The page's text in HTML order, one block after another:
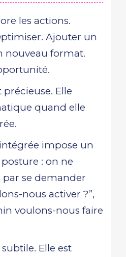
les actions.
Ajouter un
nouveau format.
Elle
quand elle
impose un
: on ne
se demander
nous activer ?”,
voulons-nous faire
Elle est